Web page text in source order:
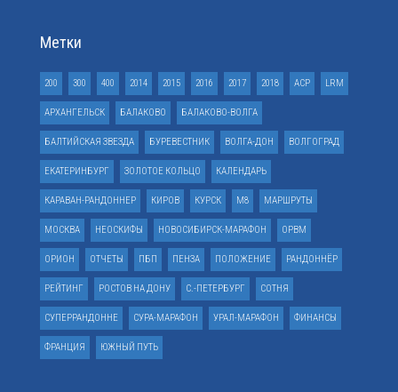
Метки
200 300 400 2014 2015 2016 2017 2018 ACP LRM
АРХАНГЕЛЬСК БАЛАКОВО БАЛАКОВО-ВОЛГА
БАЛТИЙСКАЯ ЗВЕЗДА БУРЕВЕСТНИК ВОЛГА-ДОН ВОЛГОГРАД
ЕКАТЕРИНБУРГ ЗОЛОТОЕ КОЛЬЦО КАЛЕНДАРЬ
КАРАВАН-РАНДОННЕР КИРОВ КУРСК М8 МАРШРУТЫ
МОСКВА НЕОСКИФЫ НОВОСИБИРСК-МАРАФОН ОРВМ
ОРИОН ОТЧЕТЫ ПБП ПЕНЗА ПОЛОЖЕНИЕ РАНДОННЁР
РЕЙТИНГ РОСТОВ НА ДОНУ С.-ПЕТЕРБУРГ СОТНЯ
СУПЕРРАНДОННЕ СУРА-МАРАФОН УРАЛ-МАРАФОН ФИНАНСЫ
ФРАНЦИЯ ЮЖНЫЙ ПУТЬ